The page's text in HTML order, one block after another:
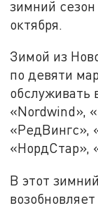
зимний
октября.
Зимой из
по девяти
обслуживать
«Nordwind»,
«РедВингс»,
«НордСтар»,
В этот